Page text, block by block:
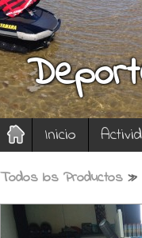
Inicio
Todos los Productos »